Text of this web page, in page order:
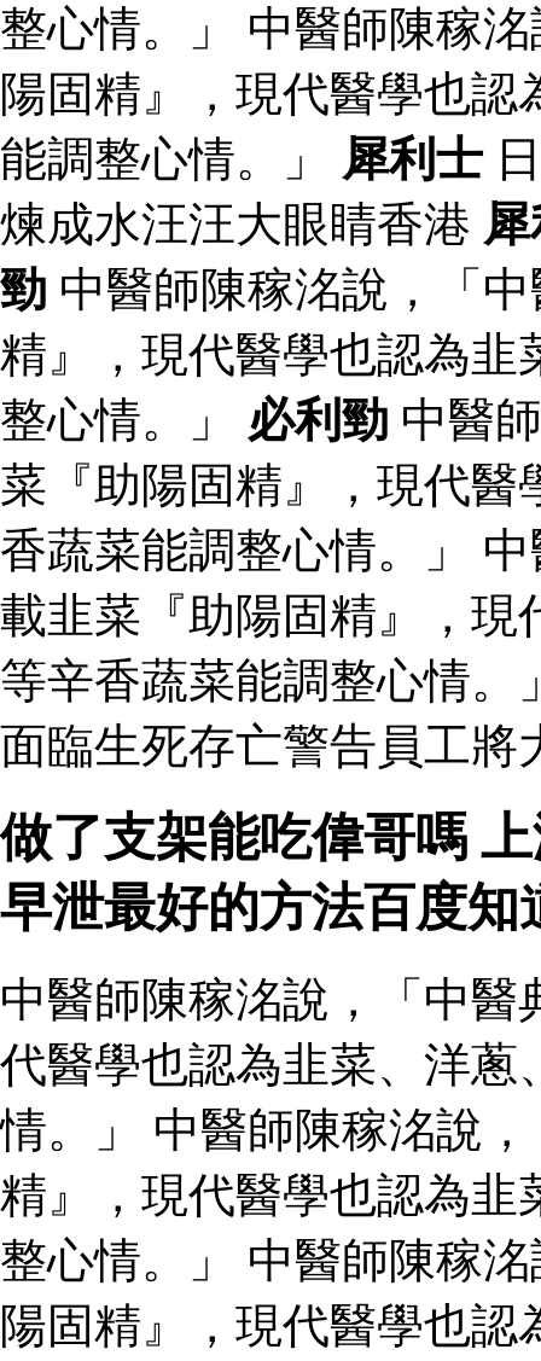
整心情。」 中醫師陳稼
陽固精』，現代醫學也
能調整心情。」 犀利士
煉成水汪汪大眼睛香港
勁 中醫師陳稼洺說，「
精』，現代醫學也認為韭
整心情。」 必利勁 中醫
菜『助陽固精』，現代醫
香蔬菜能調整心情。」
載韭菜『助陽固精』，現
等辛香蔬菜能調整心情。
面臨生死存亡警告員工將
做了支架能吃偉哥嗎
早泄最好的方法百度知
中醫師陳稼洺說，「中
代醫學也認為韭菜、洋蔥
情。」 中醫師陳稼洺說
精』，現代醫學也認為韭
整心情。」 中醫師陳稼
陽固精』，現代醫學也